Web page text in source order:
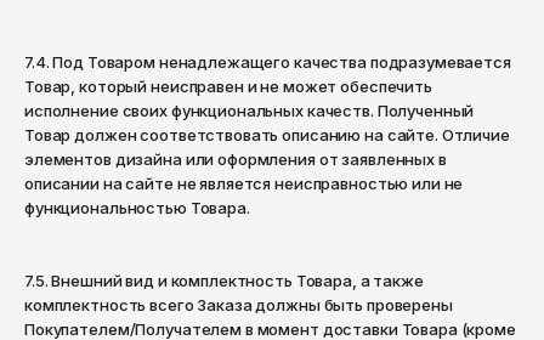
7.4. Под Товаром ненадлежащего качества подразумевается
Товар, который неисправен и не может обеспечить
исполнение своих функциональных качеств. Полученный
Товар должен соответствовать описанию на сайте. Отличие
элементов дизайна или оформления от заявленных в
описании на сайте не является неисправностью или не
функциональностью Товара.
7.5. Внешний вид и комплектность Товара, а также
комплектность всего Заказа должны быть проверены
Покупателем/Получателем в момент доставки Товара (кроме